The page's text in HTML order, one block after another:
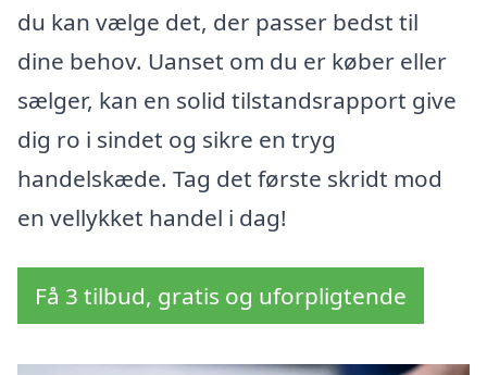
du kan vælge det, der passer bedst til
dine behov. Uanset om du er køber eller
sælger, kan en solid tilstandsrapport give
dig ro i sindet og sikre en tryg
handelskæde. Tag det første skridt mod
en vellykket handel i dag!
Få 3 tilbud, gratis og uforpligtende